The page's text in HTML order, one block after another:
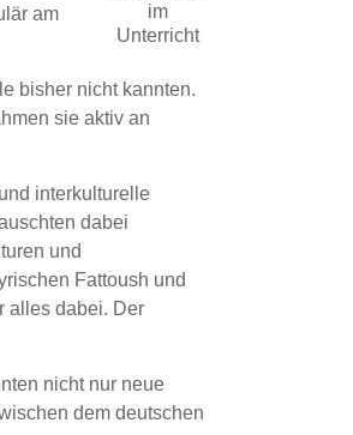
im
Unterricht
am
bisher nicht kannten.
sie aktiv an
interkulturelle
dabei
und
Fattoush und
alles dabei. Der
nicht nur neue
dem deutschen